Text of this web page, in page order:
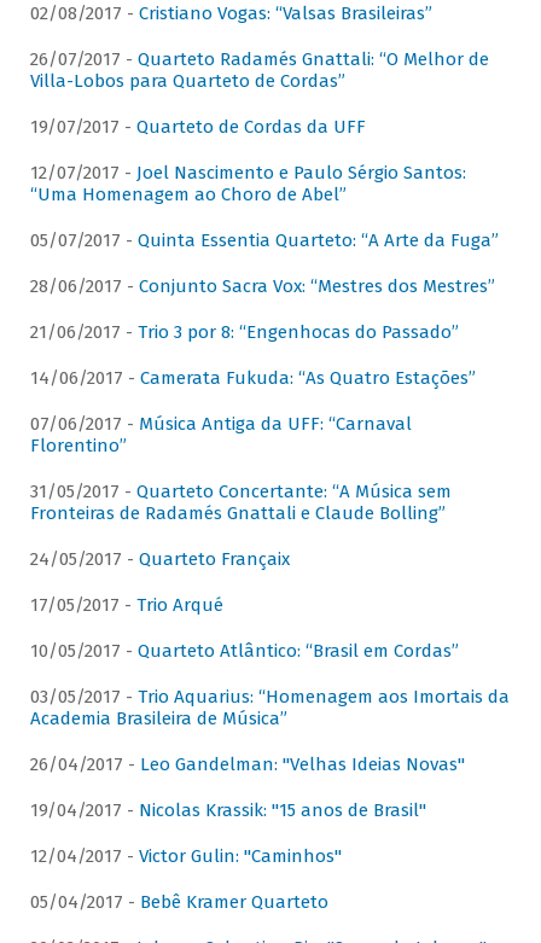
02/08/2017 - Cristiano Vogas: “Valsas Brasileiras”
26/07/2017 - Quarteto Radamés Gnattali: “O Melhor de
Villa-Lobos para Quarteto de Cordas”
19/07/2017 - Quarteto de Cordas da UFF
12/07/2017 - Joel Nascimento e Paulo Sérgio Santos:
“Uma Homenagem ao Choro de Abel”
05/07/2017 - Quinta Essentia Quarteto: “A Arte da Fuga”
28/06/2017 - Conjunto Sacra Vox: “Mestres dos Mestres”
21/06/2017 - Trio 3 por 8: “Engenhocas do Passado”
14/06/2017 - Camerata Fukuda: “As Quatro Estações”
07/06/2017 - Música Antiga da UFF: “Carnaval
Florentino”
31/05/2017 - Quarteto Concertante: “A Música sem
Fronteiras de Radamés Gnattali e Claude Bolling”
24/05/2017 - Quarteto Françaix
17/05/2017 - Trio Arqué
10/05/2017 - Quarteto Atlântico: “Brasil em Cordas”
03/05/2017 - Trio Aquarius: “Homenagem aos Imortais da
Academia Brasileira de Música”
26/04/2017 - Leo Gandelman: "Velhas Ideias Novas"
19/04/2017 - Nicolas Krassik: "15 anos de Brasil"
12/04/2017 - Victor Gulin: "Caminhos"
05/04/2017 - Bebê Kramer Quarteto